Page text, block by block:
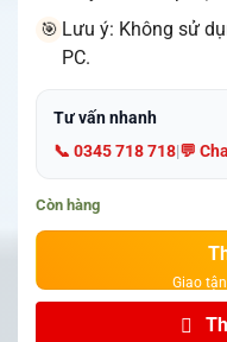
🎯 Lưu ý: Không sử
PC.
Tư vấn nhanh
📞 0345 718 718|💬
Còn hàng